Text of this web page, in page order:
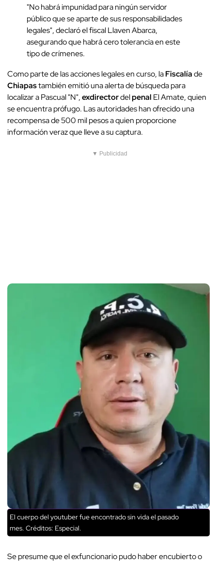
"No habrá impunidad para ningún servidor
público que se aparte de sus responsabilidades
legales", declaró el fiscal Llaven Abarca,
asegurando que habrá cero tolerancia en este
tipo de crímenes.
Como parte de las acciones legales en curso, laFiscalíade
Chiapastambién emitió una alerta de búsqueda para
localizar a Pascual "N",exdirectordelpenal El Amate, quien
se encuentra prófugo. Las autoridades han ofrecido una
recompensa de 500 mil pesos a quien proporcione
información veraz que lleve a su captura.
▼ Publicidad
El cuerpo del youtuber fue encontrado sin vida el pasado
mes. Créditos: Especial.
Se presume que el exfuncionario pudo haber encubierto o